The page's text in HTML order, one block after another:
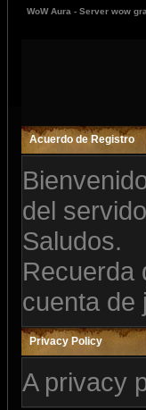
WoW Aura - Server wow
Acuerdo de Registro
del
Saludos.
Recuerda
cuenta de
Privacy Policy
A privacy